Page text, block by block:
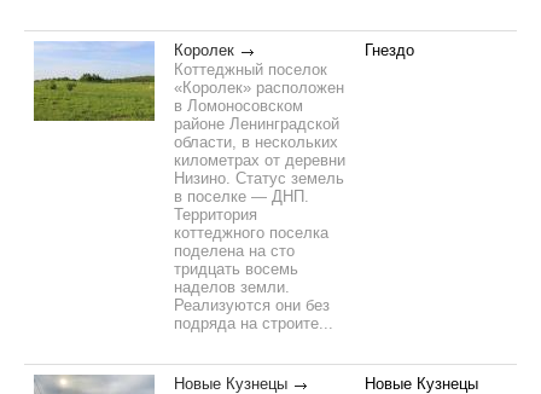
Королек
Коттеджный поселок
«Королек» расположен
в Ломоносовском
районе Ленинградской
области, в нескольких
километрах от деревни
Низино. Статус земель
в поселке — ДНП.
Территория
коттеджного поселка
поделена на сто
тридцать восемь
наделов земли.
Реализуются они без
подряда на строите...
Гнездо
Новые Кузнецы
Новые Кузнецы